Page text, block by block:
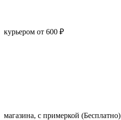
курьером от 600 ₽
магазина, с примеркой (Бесплатно)